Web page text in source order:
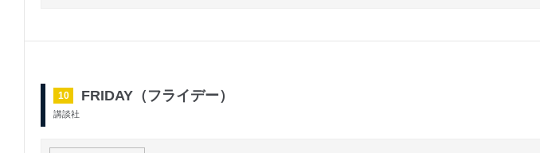
10 FRIDAY（フライデー）
講談社